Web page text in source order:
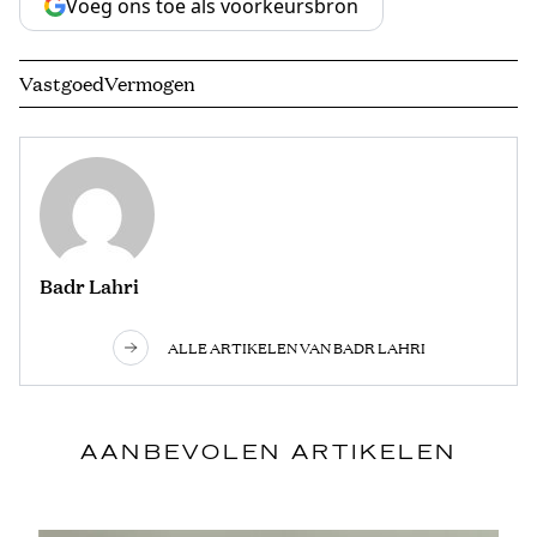
Voeg ons toe als voorkeursbron
VastgoedVermogen
Badr Lahri
ALLE ARTIKELEN VAN BADR LAHRI
AANBEVOLEN ARTIKELEN